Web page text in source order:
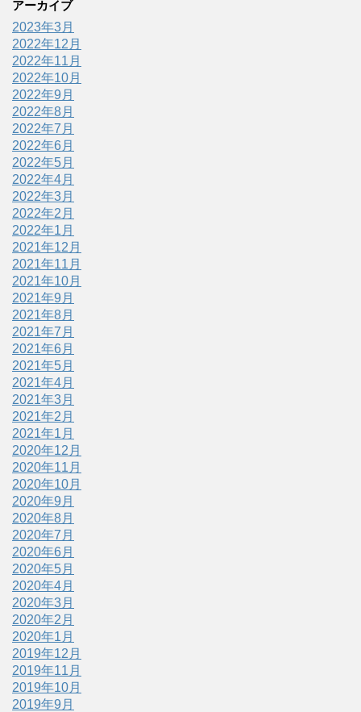
アーカイブ
2023年3月
2022年12月
2022年11月
2022年10月
2022年9月
2022年8月
2022年7月
2022年6月
2022年5月
2022年4月
2022年3月
2022年2月
2022年1月
2021年12月
2021年11月
2021年10月
2021年9月
2021年8月
2021年7月
2021年6月
2021年5月
2021年4月
2021年3月
2021年2月
2021年1月
2020年12月
2020年11月
2020年10月
2020年9月
2020年8月
2020年7月
2020年6月
2020年5月
2020年4月
2020年3月
2020年2月
2020年1月
2019年12月
2019年11月
2019年10月
2019年9月